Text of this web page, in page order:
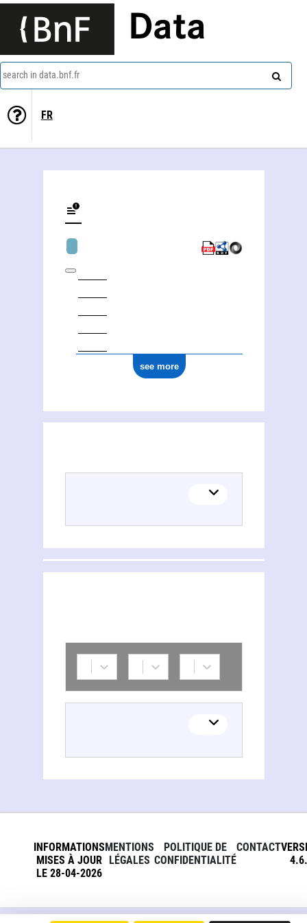
Data
search in data.bnf.fr
FR
see more
INFORMATIONS
MISES À JOUR
LE 28-04-2026
MENTIONS
LÉGALES
POLITIQUE DE
CONFIDENTIALITÉ
CONTACT